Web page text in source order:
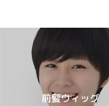
前髪ウィッグ